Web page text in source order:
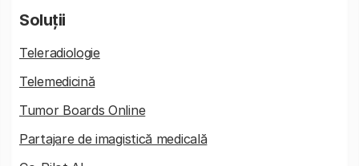
Soluții
Teleradiologie
Telemedicină
Tumor Boards Online
Partajare de imagistică medicală